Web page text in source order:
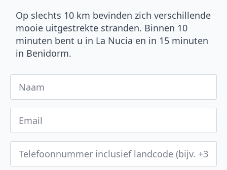
Op slechts 10 km bevinden zich verschillende
mooie uitgestrekte stranden. Binnen 10
minuten bent u in La Nucia en in 15 minuten
in Benidorm.